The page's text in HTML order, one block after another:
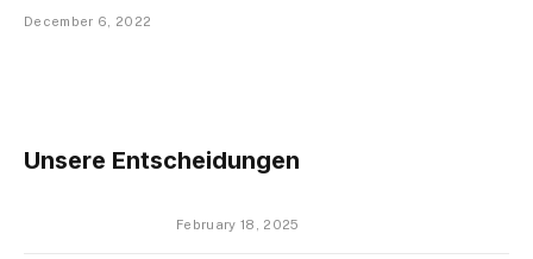
December 6, 2022
Unsere Entscheidungen
February 18, 2025